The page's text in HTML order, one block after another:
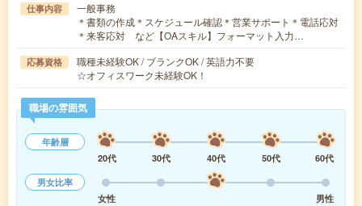
仕事内容
一般事務
＊書類の作成＊スケジュール確認＊営業サポート＊電話応対
＊来客応対 など【OAスキル】フォーマット入力…
応募資格
職種未経験OK / ブランクOK / 英語力不要
☆オフィスワーク未経験OK！
職場の雰囲気
年齢層
20代
30代 40代 50代
60代
男女比率
女性
男性